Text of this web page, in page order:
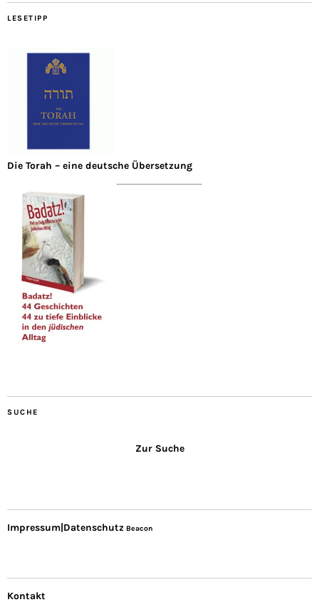
LESETIPP
Die Torah – eine deutsche Übersetzung
SUCHE
Zur Suche
Impressum|Datenschutz Beacon
Kontakt